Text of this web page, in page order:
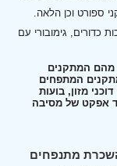
ספורט וכן הלאה.
כדורים, גימובורי עם
מהם המתקנים
המתפחים
מזון, בועות
אפקט של מסיבה
מתנפחים